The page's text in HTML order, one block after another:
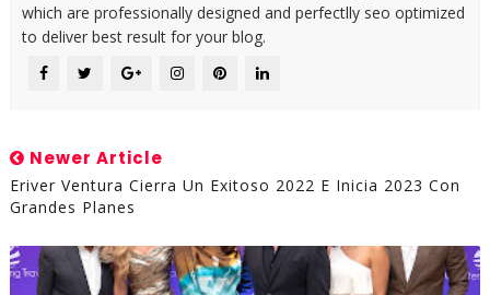
which are professionally designed and perfectlly seo optimized
to deliver best result for your blog.
Newer Article
Eriver Ventura Cierra Un Exitoso 2022 E Inicia 2023 Con
Grandes Planes